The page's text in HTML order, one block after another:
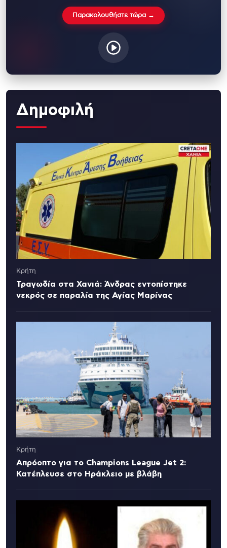
Παρακολουθήστε τώρα →
Δημοφιλή
Κρήτη
Τραγωδία στα Χανιά: Άνδρας εντοπίστηκε
νεκρός σε παραλία της Αγίας Μαρίνας
Κρήτη
Απρόοπτο για το Champions League Jet 2:
Κατέπλευσε στο Ηράκλειο με βλάβη